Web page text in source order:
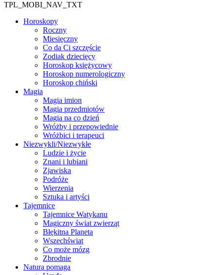
TPL_MOBI_NAV_TXT
Horoskopy
Roczny
Miesięczny
Co da Ci szczęście
Zodiak dziecięcy
Horoskop księżycowy
Horoskop numerologiczny
Horoskop chiński
Magia
Magia imion
Magia przedmiotów
Magia na co dzień
Wróżby i przepowiednie
Wróżbici i terapeuci
Niezwykli/Niezwykłe
Ludzie i życie
Znani i lubiani
Zjawiska
Podróże
Wierzenia
Sztuka i artyści
Tajemnice
Tajemnice Watykanu
Magiczny świat zwierząt
Błękitna Planeta
Wszechświat
Co może mózg
Zbrodnie
Natura pomaga